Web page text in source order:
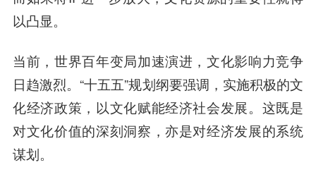
以凸显。
当前，世界百年变局加速演进，文化影响力竞争
日趋激烈。“十五五”规划纲要强调，实施积极的文
化经济政策，以文化赋能经济社会发展。这既是
对文化价值的深刻洞察，亦是对经济发展的系统
谋划。